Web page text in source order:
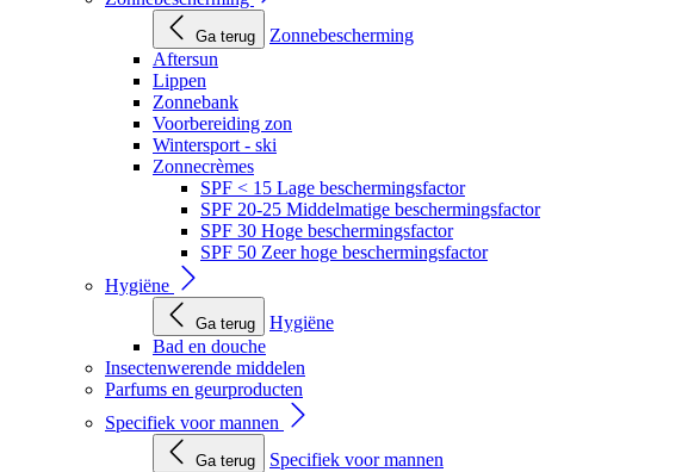
Ga terug
Zonnebescherming
Aftersun
Lippen
Zonnebank
Voorbereiding zon
Wintersport - ski
Zonnecrèmes
SPF < 15 Lage beschermingsfactor
SPF 20-25 Middelmatige beschermingsfactor
SPF 30 Hoge beschermingsfactor
SPF 50 Zeer hoge beschermingsfactor
Hygiëne
Ga terug
Hygiëne
Bad en douche
Insectenwerende middelen
Parfums en geurproducten
Specifiek voor mannen
Ga terug
Specifiek voor mannen